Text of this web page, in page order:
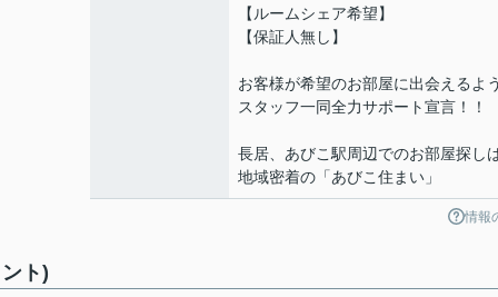
【ルームシェア希望】
【保証人無し】
お客様が希望のお部屋に出会えるよ
スタッフ一同全力サポート宣言！！
長居、あびこ駅周辺でのお部屋探し
地域密着の「あびこ住まい」
情報
ト)